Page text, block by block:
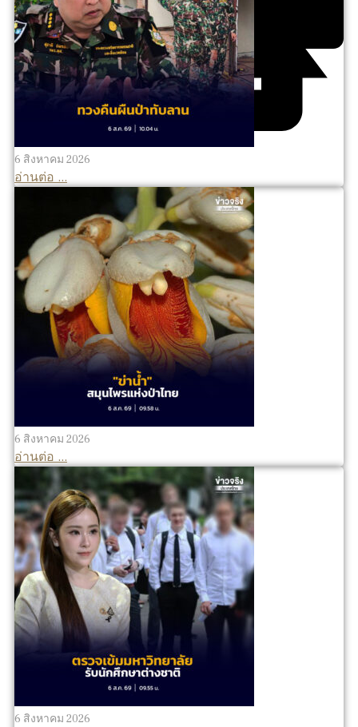
6 สิงหาคม 2026
อ่านต่อ ...
6 สิงหาคม 2026
อ่านต่อ ...
6 สิงหาคม 2026